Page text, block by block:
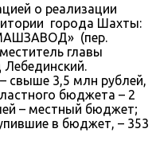
о реализации
города Шахты:
(пер.
главы
свыше 3,5 млн рублей,
бюджета – 2
– местный бюджет;
в бюджет, – 353